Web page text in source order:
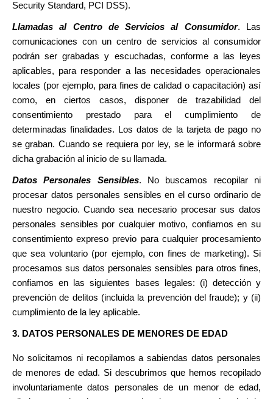
Security Standard, PCI DSS).
Llamadas al Centro de Servicios al Consumidor. Las
comunicaciones con un centro de servicios al consumidor
podrán ser grabadas y escuchadas, conforme a las leyes
aplicables, para responder a las necesidades operacionales
locales (por ejemplo, para fines de calidad o capacitación) así
como, en ciertos casos, disponer de trazabilidad del
consentimiento prestado para el cumplimiento de
determinadas finalidades. Los datos de la tarjeta de pago no
se graban. Cuando se requiera por ley, se le informará sobre
dicha grabación al inicio de su llamada.
Datos Personales Sensibles. No buscamos recopilar ni
procesar datos personales sensibles en el curso ordinario de
nuestro negocio.Cuando sea necesario procesar sus datos
personales sensibles por cualquier motivo, confiamos en su
consentimiento expreso previo para cualquier procesamiento
que sea voluntario (por ejemplo, con fines de marketing). Si
procesamos sus datos personales sensibles para otros fines,
confiamos en las siguientes bases legales: (i) detección y
prevención de delitos (incluida la prevención del fraude); y (ii)
cumplimiento de la ley aplicable.
3. DATOS PERSONALES DE MENORES DE EDAD
No solicitamos ni recopilamos a sabiendas datos personales
de menores de edad. Si descubrimos que hemos recopilado
involuntariamente datos personales de un menor de edad,